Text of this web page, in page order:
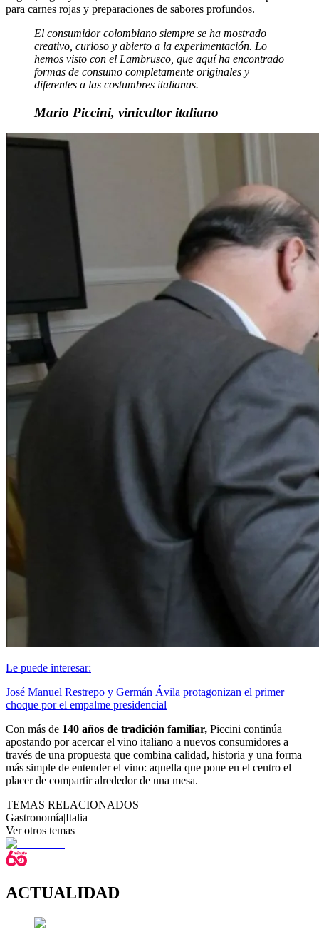
para carnes rojas y preparaciones de sabores profundos.
El consumidor colombiano siempre se ha mostrado
creativo, curioso y abierto a la experimentación. Lo
hemos visto con el Lambrusco, que aquí ha encontrado
formas de consumo completamente originales y
diferentes a las costumbres italianas.
Mario Piccini, vinicultor italiano
Le puede interesar:
José Manuel Restrepo y Germán Ávila protagonizan el primer
choque por el empalme presidencial
Con más de 140 años de tradición familiar, Piccini continúa
apostando por acercar el vino italiano a nuevos consumidores a
través de una propuesta que combina calidad, historia y una forma
más simple de entender el vino: aquella que pone en el centro el
placer de compartir alrededor de una mesa.
TEMAS RELACIONADOS
Gastronomía|Italia
Ver otros temas
ACTUALIDAD